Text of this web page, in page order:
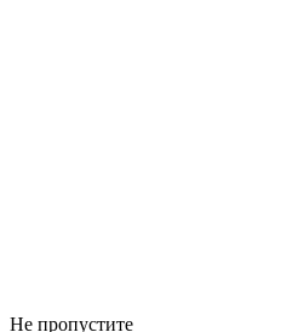
Не пропустите